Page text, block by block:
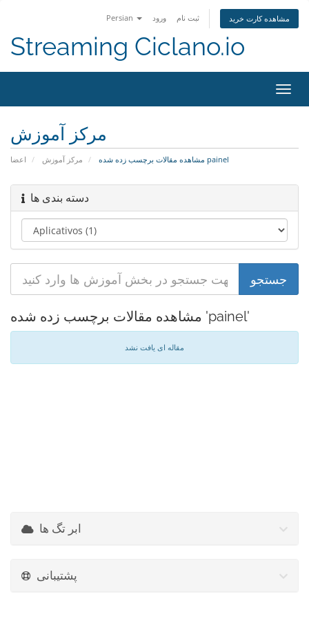
Persian ورود ثبت نام مشاهده کارت خرید
Streaming Ciclano.io
تغییر
مرکز آموزش
اعضا مرکز آموزش مشاهده مقالات برچسب زده شده painel
دسته بندی ها
مشاهده مقالات برچسب زده شده 'painel'
مقاله ای یافت نشد
ابر تگ ها
پشتیبانی